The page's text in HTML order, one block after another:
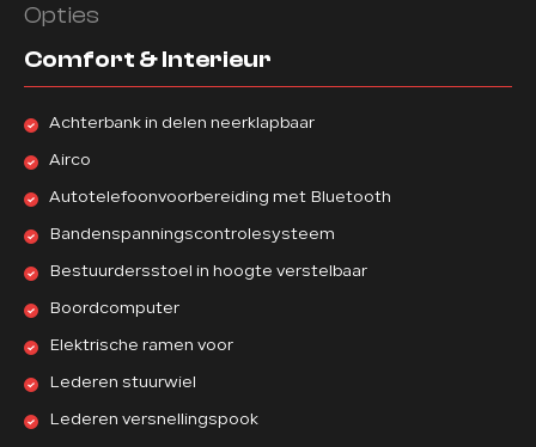
Opties
Comfort & Interieur
Achterbank in delen neerklapbaar
Airco
Autotelefoonvoorbereiding met Bluetooth
Bandenspanningscontrolesysteem
Bestuurdersstoel in hoogte verstelbaar
Boordcomputer
Elektrische ramen voor
Lederen stuurwiel
Lederen versnellingspook